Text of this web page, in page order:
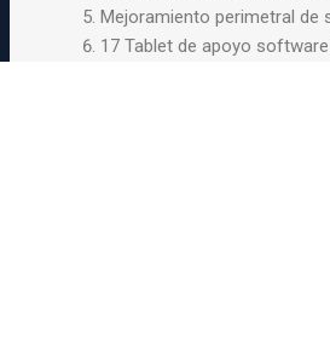
Mejoramiento perimetral de
17 Tablet de apoyo